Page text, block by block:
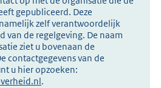
gepubliceerd. Deze
zelf verantwoordelijk
van de regelgeving. De naam
ziet u bovenaan de
contactgegevens van de
u hier opzoeken:
.